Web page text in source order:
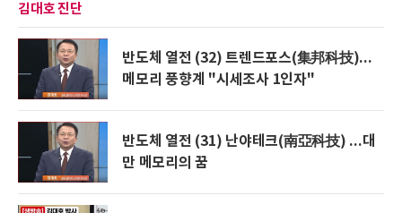
김대호 진단
반도체 열전 (32) 트렌드포스(集邦科技)...
메모리 풍향계 "시세조사 1인자"
반도체 열전 (31) 난야테크(南亞科技) ...대
만 메모리의 꿈